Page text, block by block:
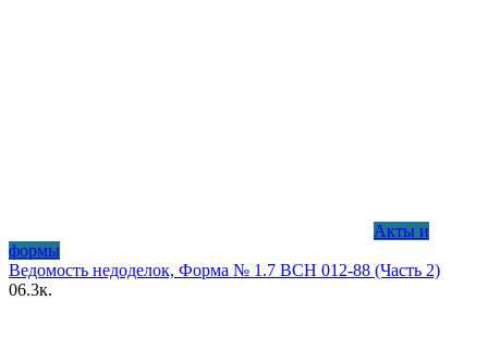
Акты и
формы
Ведомость недоделок, Форма № 1.7 ВСН 012-88 (Часть 2)
06.3к.